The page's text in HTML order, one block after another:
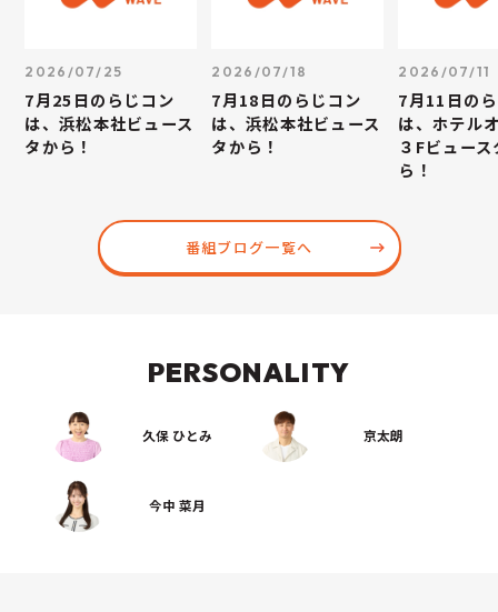
2026/07/25
7月25日のらじコン
は、浜松本社ビュース
タから！
2026/07/18
7月18日のらじコン
は、浜松本社ビュース
タから！
2026/07/11
7月11日の
は、ホテル
３Fビュー
ら！
番組ブログ一覧へ
PERSONALITY
久保 ひとみ 京太朗
今中 菜月